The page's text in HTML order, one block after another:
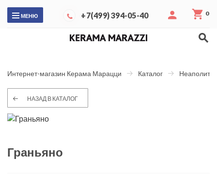
МЕНЮ +7(499) 394-05-40 0
Интернет-магазин Керама Марацци Каталог
НАЗАД В КАТАЛОГ
Граньяно